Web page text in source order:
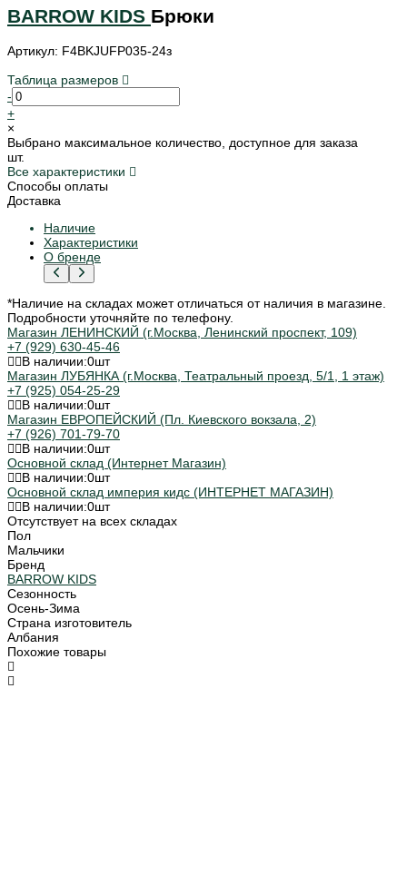
BARROW KIDS Брюки
Артикул: F4BKJUFP035-24з
Таблица размеров
-
+
×
Выбрано максимальное количество, доступное для заказа
шт.
Все характеристики
Способы оплаты
Доставка
Наличие
Характеристики
О бренде
*Наличие на складах может отличаться от наличия в магазине.
Подробности уточняйте по телефону.
Магазин ЛЕНИНСКИЙ (г.Москва, Ленинский проспект, 109)
+7 (929) 630-45-46
В наличии:0шт
Магазин ЛУБЯНКА (г.Москва, Театральный проезд, 5/1, 1 этаж)
+7 (925) 054-25-29
В наличии:0шт
Магазин ЕВРОПЕЙСКИЙ (Пл. Киевского вокзала, 2)
+7 (926) 701-79-70
В наличии:0шт
Основной склад (Интернет Магазин)
В наличии:0шт
Основной склад империя кидс (ИНТЕРНЕТ МАГАЗИН)
В наличии:0шт
Отсутствует на всех складах
Пол
Мальчики
Бренд
BARROW KIDS
Сезонность
Осень-Зима
Страна изготовитель
Албания
Похожие товары